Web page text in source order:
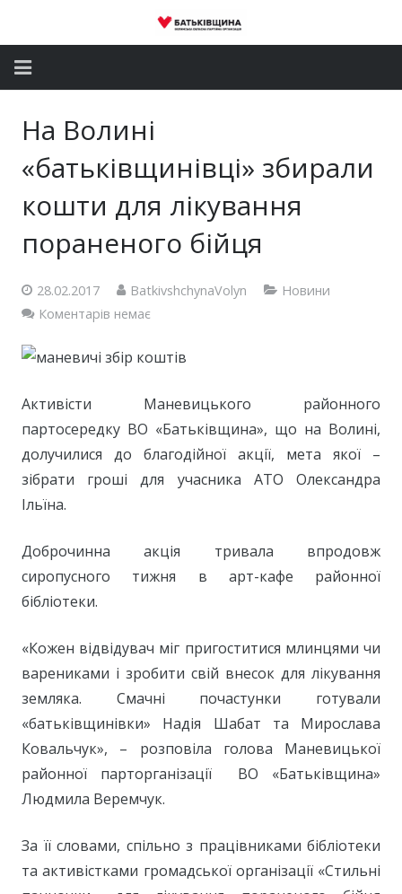
Депутатський корпус
Контакти
На Волині
«батьківщинівці» збирали
кошти для лікування
пораненого бійця
28.02.2017 BatkivshchynaVolyn
Новини
Коментарів немає
Активісти Маневицького районного
партосередку ВО «Батьківщина», що на Волині,
долучилися до благодійної акції, мета якої –
зібрати гроші для учасника АТО Олександра
Ільїна.
Доброчинна акція тривала впродовж
сиропусного тижня в арт-кафе районної
бібліотеки.
«Кожен відвідувач міг пригоститися млинцями чи
варениками і зробити свій внесок для лікування
земляка. Смачні почастунки готували
«батьківщинівки» Надія Шабат та Мирослава
Ковальчук», – розповіла голова Маневицької
районної парторганізації ВО «Батьківщина»
Людмила Веремчук.
За її словами, спільно з працівниками бібліотеки
та активістками громадської організації «Стильні